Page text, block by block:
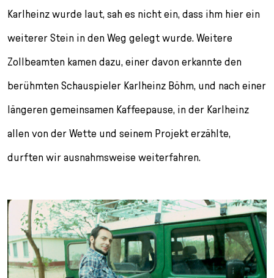
Karlheinz wurde laut, sah es nicht ein, dass ihm hier ein
weiterer Stein in den Weg gelegt wurde. Weitere
Zollbeamten kamen dazu, einer davon erkannte den
berühmten Schauspieler Karlheinz Böhm, und nach einer
längeren gemeinsamen Kaffeepause, in der Karlheinz
allen von der Wette und seinem Projekt erzählte,
durften wir ausnahmsweise weiterfahren.